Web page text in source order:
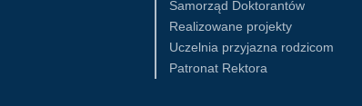
Samorząd Doktorantów
Realizowane projekty
Uczelnia przyjazna rodzicom
Patronat Rektora